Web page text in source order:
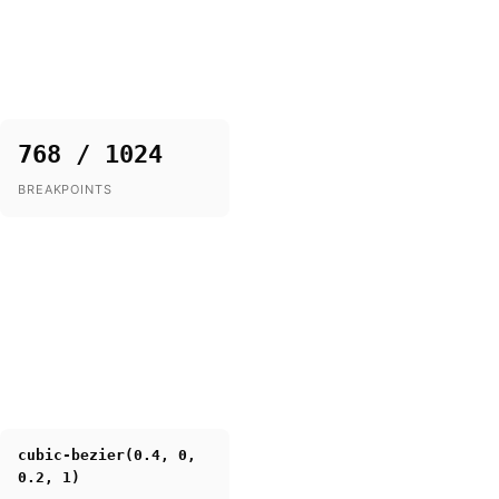
768 / 1024
BREAKPOINTS
cubic-bezier(0.4, 0,
0.2, 1)